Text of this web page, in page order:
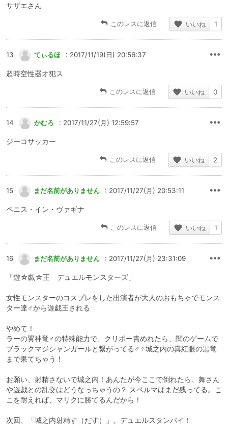
サザエさん
このレスに返信 いいね 1
13 てぃるほ : 2017/11/19(日) 20:56:37
超時空性器オ犯ス
このレスに返信 いいね 0
14 かむろ : 2017/11/27(月) 12:59:57
ジーコサッカー
このレスに返信 いいね 2
15 まだ名前がありません : 2017/11/27(月) 20:53:11
ペニス・イン・ヴァギナ
このレスに返信 いいね 1
16 まだ名前がありません : 2017/11/27(月) 23:31:09
「遊☆戯☆王 デュエルモンスターズ」
女性モンスターのコスプレをした出演者が大人のおもちゃでモンス
ター達♂から遊戯王される
やめて！
ラーの翼神竜♂の特殊能力で、クリボー責めれたら、闇のゲームで
ブラックマジシャンガールと繋がってる♂♀城之内の真紅眼の黒竜
まで果てちゃう！
お願い、射精さないで城之内！あんたが今ここで倒れたら、舞さん
や遊戯との乱交はどうなっちゃうの？ スペルマはまだ残ってる。こ
こを耐えれば、マリクに勝てるんだから！
次回、「城之内射精す（だす）」。デュエルスタンバイ！